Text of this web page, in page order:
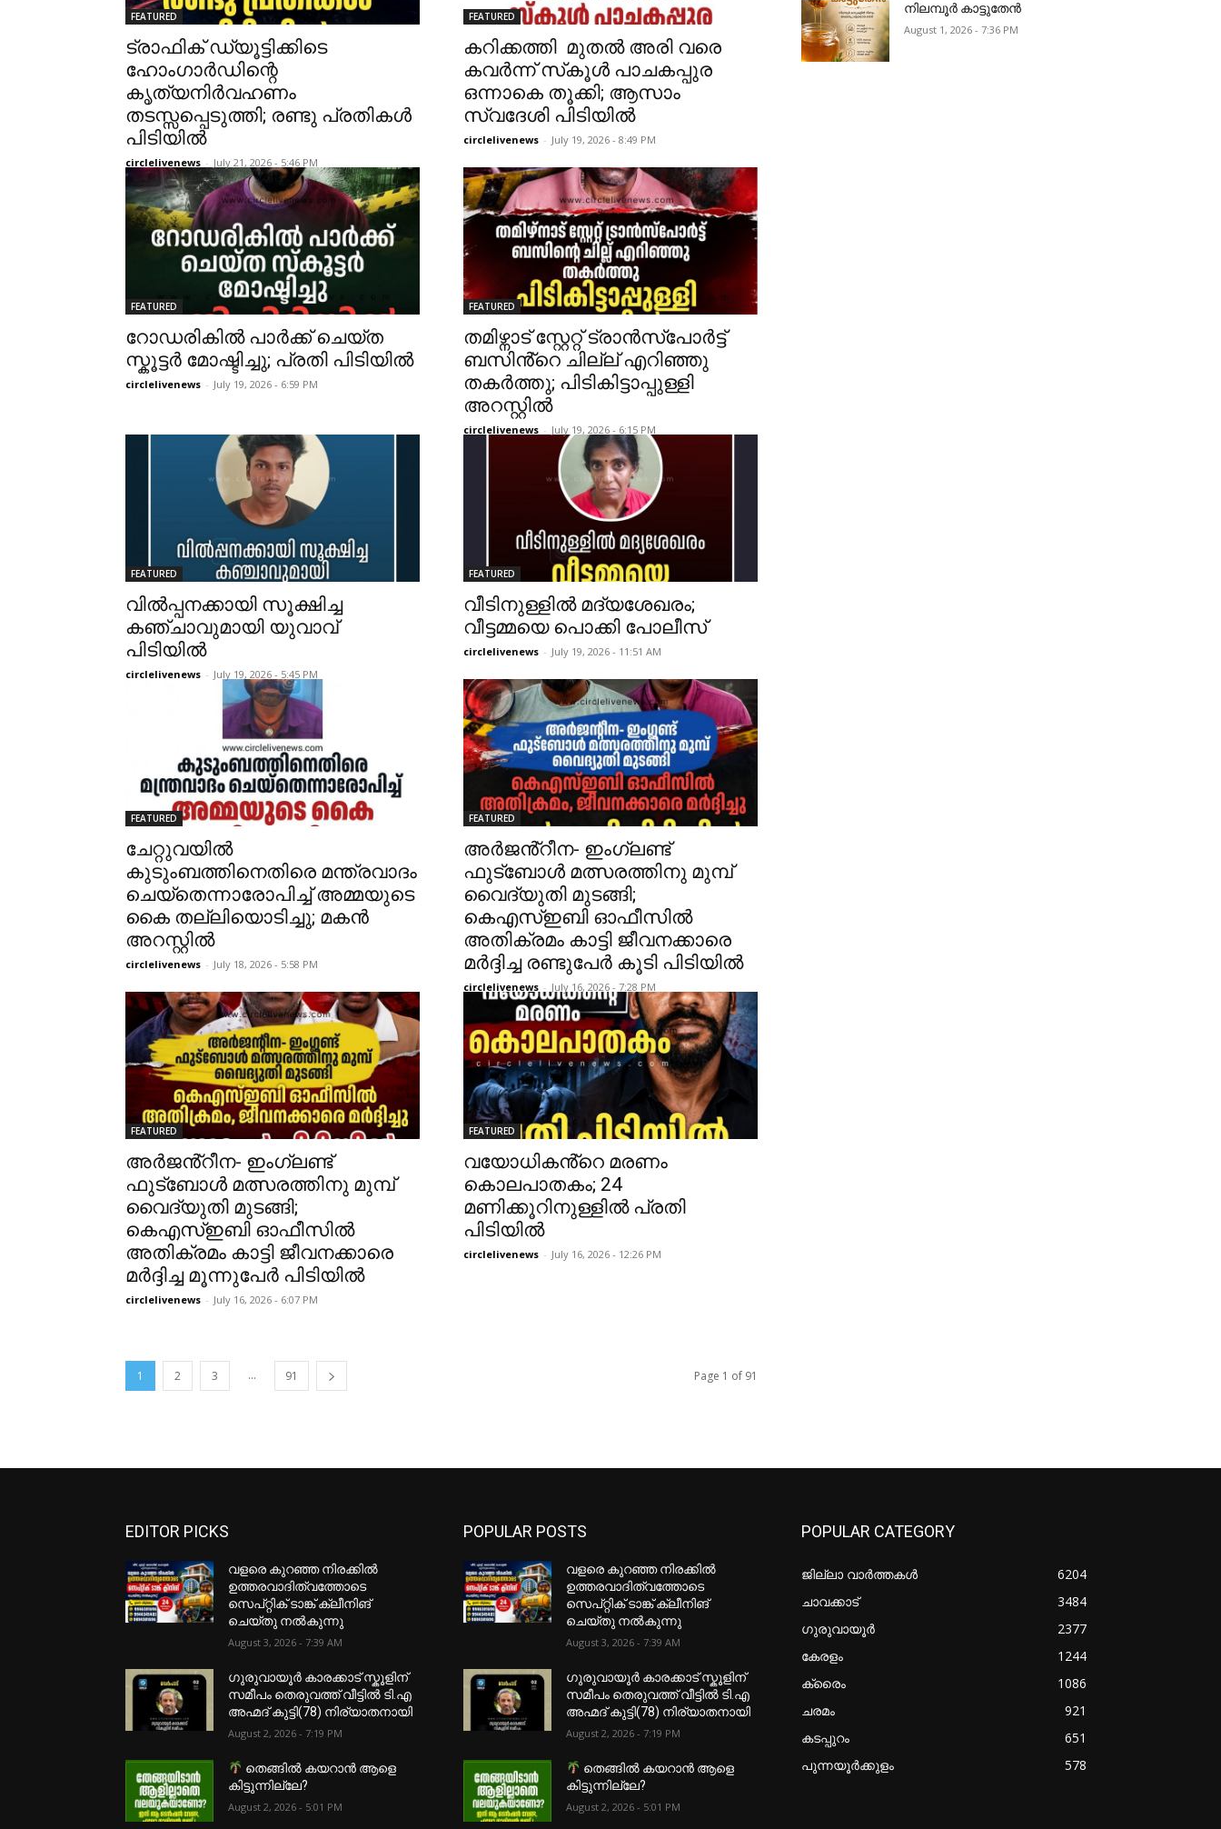
FEATURED
ട്രാഫിക് ഡ്യൂട്ടിക്കിടെ
ഹോംഗാർഡിന്റെ
കൃത്യനിർവഹണം
തടസ്സപ്പെടുത്തി; രണ്ടു പ്രതികൾ
പിടിയിൽ
circlelivenews - July 21, 2026 - 5:46 PM
FEATURED
കറിക്കത്തി മുതൽ അരി വരെ
കവർന്ന് സ്‌കൂൾ പാചകപ്പുര
ഒന്നാകെ തൂക്കി; ആസാം
സ്വദേശി പിടിയിൽ
circlelivenews - July 19, 2026 - 8:49 PM
FEATURED
റോഡരികിൽ പാർക്ക് ചെയ്ത
സ്കൂട്ടർ മോഷ്ടിച്ചു; പ്രതി പിടിയിൽ
circlelivenews - July 19, 2026 - 6:59 PM
FEATURED
തമിഴ്നാട് സ്റ്റേറ്റ് ട്രാൻസ്പോർട്ട്
ബസിൻ്റെ ചില്ല് എറിഞ്ഞു
തകർത്തു; പിടികിട്ടാപ്പുള്ളി
അറസ്റ്റിൽ
circlelivenews - July 19, 2026 - 6:15 PM
FEATURED
വിൽപ്പനക്കായി സൂക്ഷിച്ച
കഞ്ചാവുമായി യുവാവ്
പിടിയിൽ
circlelivenews - July 19, 2026 - 5:45 PM
FEATURED
വീടിനുള്ളിൽ മദ്യശേഖരം;
വീട്ടമ്മയെ പൊക്കി പോലീസ്
circlelivenews - July 19, 2026 - 11:51 AM
FEATURED
ചേറ്റുവയിൽ
കുടുംബത്തിനെതിരെ മന്ത്രവാദം
ചെയ്തെന്നാരോപിച്ച് അമ്മയുടെ
കൈ തല്ലിയൊടിച്ചു; മകൻ
അറസ്റ്റിൽ
circlelivenews - July 18, 2026 - 5:58 PM
FEATURED
അർജൻ്റീന- ഇംഗ്ലണ്ട്
ഫുട്ബോൾ മത്സരത്തിനു മുമ്പ്
വൈദ്യുതി മുടങ്ങി;
കെഎസ്ഇബി ഓഫീസിൽ
അതിക്രമം കാട്ടി ജീവനക്കാരെ
മർദ്ദിച്ച രണ്ടുപേർ കൂടി പിടിയിൽ
circlelivenews - July 16, 2026 - 7:28 PM
FEATURED
അർജൻ്റീന- ഇംഗ്ലണ്ട്
ഫുട്ബോൾ മത്സരത്തിനു മുമ്പ്
വൈദ്യുതി മുടങ്ങി;
കെഎസ്ഇബി ഓഫീസിൽ
അതിക്രമം കാട്ടി ജീവനക്കാരെ
മർദ്ദിച്ച മൂന്നുപേർ പിടിയിൽ
circlelivenews - July 16, 2026 - 6:07 PM
FEATURED
വയോധികൻ്റെ മരണം
കൊലപാതകം; 24
മണിക്കൂറിനുള്ളിൽ പ്രതി
പിടിയിൽ
circlelivenews - July 16, 2026 - 12:26 PM
1 2 3 ... 91 Page 1 of 91
നിലമ്പൂർ കാട്ടുതേൻ
August 1, 2026 - 7:36 PM
EDITOR PICKS
വളരെ കുറഞ്ഞ നിരക്കിൽ
ഉത്തരവാദിത്വത്തോടെ
സെപ്റ്റിക് ടാങ്ക് ക്ലീനിങ്
ചെയ്തു നൽകുന്നു
August 3, 2026 - 7:39 AM
ഗുരുവായൂർ കാരക്കാട് സ്കൂളിന്
സമീപം തെരുവത്ത് വീട്ടിൽ ടി.എ
അഹ്മദ് കുട്ടി(78) നിര്യാതനായി
August 2, 2026 - 7:19 PM
തെങ്ങിൽ കയറാൻ ആളെ
കിട്ടുന്നില്ലേ?
August 2, 2026 - 5:01 PM
POPULAR POSTS
വളരെ കുറഞ്ഞ നിരക്കിൽ
ഉത്തരവാദിത്വത്തോടെ
സെപ്റ്റിക് ടാങ്ക് ക്ലീനിങ്
ചെയ്തു നൽകുന്നു
August 3, 2026 - 7:39 AM
ഗുരുവായൂർ കാരക്കാട് സ്കൂളിന്
സമീപം തെരുവത്ത് വീട്ടിൽ ടി.എ
അഹ്മദ് കുട്ടി(78) നിര്യാതനായി
August 2, 2026 - 7:19 PM
തെങ്ങിൽ കയറാൻ ആളെ
കിട്ടുന്നില്ലേ?
August 2, 2026 - 5:01 PM
POPULAR CATEGORY
ജില്ലാ വാർത്തകൾ
6204
ചാവക്കാട്
3484
ഗുരുവായൂർ
2377
കേരളം
1244
ക്രൈം
1086
ചരമം
921
കടപ്പുറം
651
പുന്നയൂർക്കുളം
578